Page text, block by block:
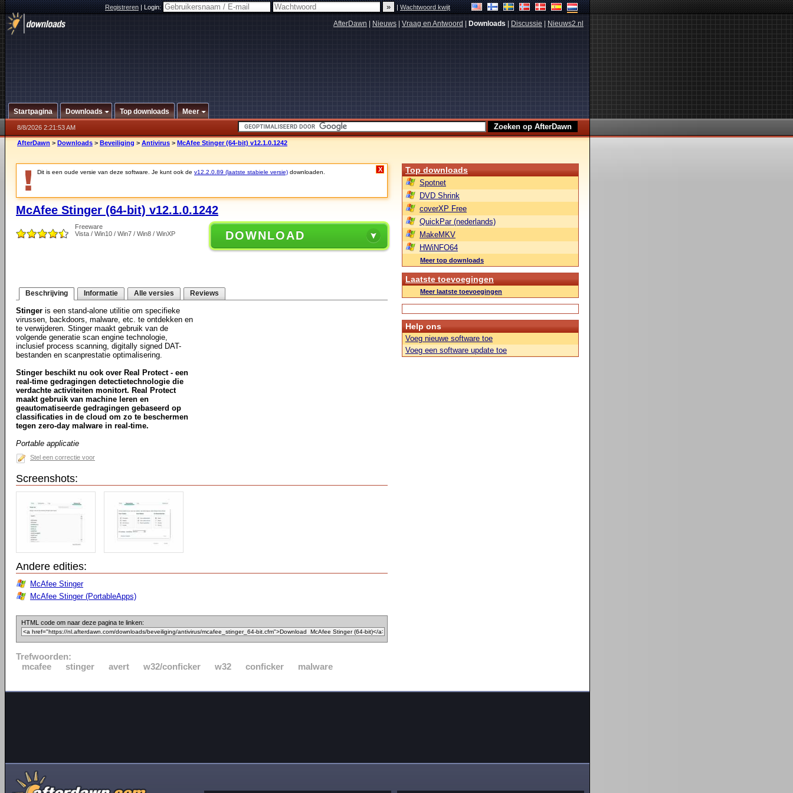
Registreren|Login: |Wachtwoord kwijt
AfterDawn Nieuws Vraag en Antwoord Downloads Discussie Nieuws2.nl
Startpagina Downloads Top downloads Meer
8/8/2026 2:21:53 AM
AfterDawn > Downloads > Beveiliging > Antivirus > McAfee Stinger (64-bit) v12.1.0.1242
Dit is een oude versie van deze software. Je kunt ook de v12.2.0.89 (laatste stabiele versie) downloaden. X
McAfee Stinger (64-bit) v12.1.0.1242
Freeware
Vista / Win10 / Win7 / Win8 / WinXP
DOWNLOAD
Beschrijving Informatie Alle versies Reviews
Stinger is een stand-alone utilitie om specifieke
virussen, backdoors, malware, etc. te ontdekken en
te verwijderen. Stinger maakt gebruik van de
volgende generatie scan engine technologie,
inclusief process scanning, digitally signed DAT-
bestanden en scanprestatie optimalisering.
Stinger beschikt nu ook over Real Protect - een
real-time gedragingen detectietechnologie die
verdachte activiteiten monitort. Real Protect
maakt gebruik van machine leren en
geautomatiseerde gedragingen gebaseerd op
classificaties in de cloud om zo te beschermen
tegen zero-day malware in real-time.
Portable applicatie
Stel een correctie voor
Screenshots:
Andere edities:
McAfee Stinger
McAfee Stinger (PortableApps)
HTML code om naar deze pagina te linken:
Trefwoorden:
mcafee
stinger avert w32/conficker w32 conficker malware
Top downloads
Spotnet
DVD Shrink
coverXP Free
QuickPar (nederlands)
MakeMKV
HWiNFO64
Meer top downloads
Laatste toevoegingen
Meer laatste toevoegingen
Help ons
Voeg nieuwe software toe
Voeg een software update toe